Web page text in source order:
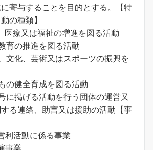
寄与することを目的とする。【特
の種類】
医療又は福祉の増進を図る活動
育の推進を図る活動
文化、芸術又はスポーツの振興を
の健全育成を図る活動
に掲げる活動を行う団体の運営又
る連絡、助言又は援助の活動【事
利活動に係る事業
事業